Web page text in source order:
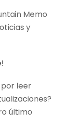
Memo
y
leer
último